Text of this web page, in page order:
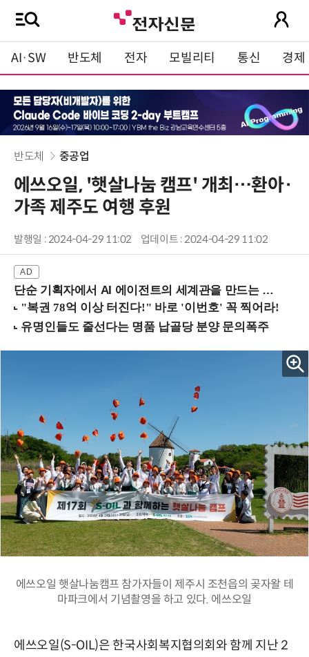
AI·SW 반도체 전자 모빌리티 통신 경제
반도체 중공업
에쓰오일, '햇살나눔 캠프' 개최…환아·
가족 제주도 여행 후원
발행일 : 2024-04-29 11:02 업데이트 : 2024-04-29 11:02
단순 기획자에서 AI 에이전트의 세계관을 만드는 지식 설계자로.. (8/20 강남역)
에쓰오일 햇살나눔캠프 참가자들이 제주시 조천읍의 곶자왈 테
마파크에서 기념촬영을 하고 있다. 에쓰오일
에쓰오일(S-OIL)은 한국사회복지협의회와 함께 지난 2